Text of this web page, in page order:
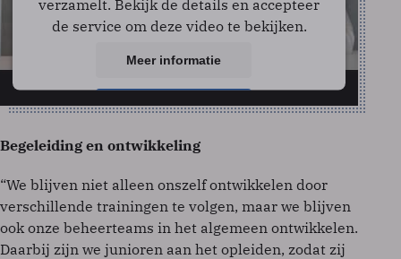
verzamelt. Bekijk de details en accepteer
de service om deze video te bekijken.
Meer informatie
Accepteren
powered by
Usercentrics Consent Management
Platform
Begeleiding en ontwikkeling
“We blijven niet alleen onszelf ontwikkelen door
verschillende trainingen te volgen, maar we blijven
ook onze beheerteams in het algemeen ontwikkelen.
Daarbij zijn we junioren aan het opleiden, zodat zij